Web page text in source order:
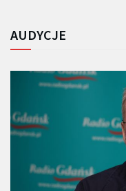
AUDYCJE